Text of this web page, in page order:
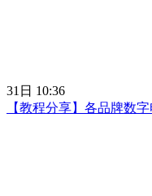
31日 10:36
【教程分享】各品牌数